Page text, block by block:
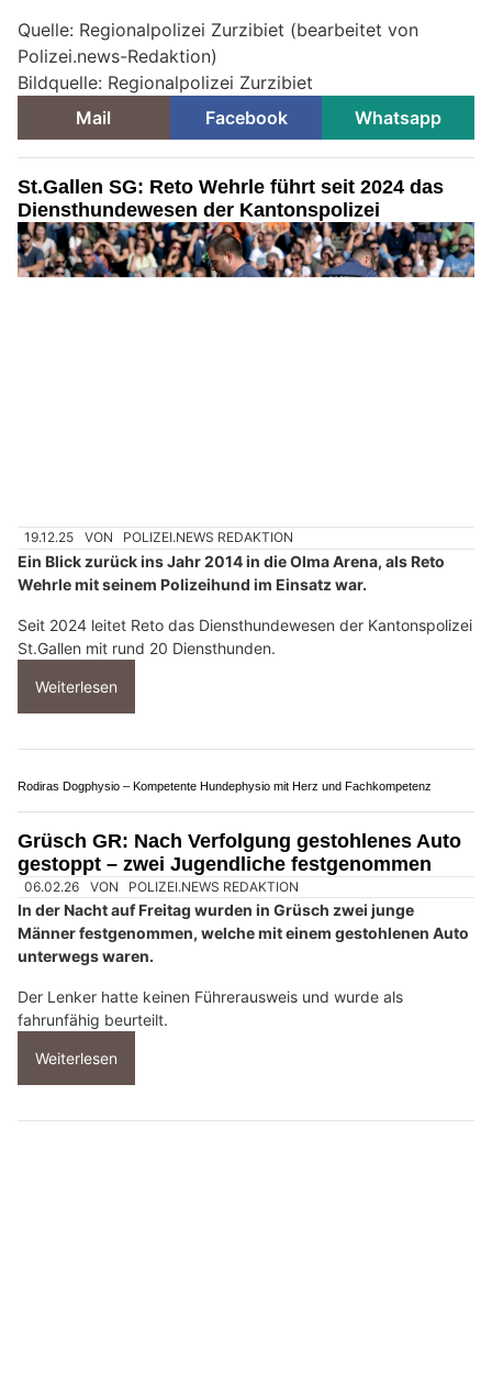
Quelle: Regionalpolizei Zurzibiet (bearbeitet von
Polizei.news-Redaktion)
Bildquelle: Regionalpolizei Zurzibiet
Mail
Facebook Whatsapp
St.Gallen SG: Reto Wehrle führt seit 2024 das
Diensthundewesen der Kantonspolizei
19.12.25 VON POLIZEI.NEWS REDAKTION
Ein Blick zurück ins Jahr 2014 in die Olma Arena, als Reto
Wehrle mit seinem Polizeihund im Einsatz war.
Seit 2024 leitet Reto das Diensthundewesen der Kantonspolizei
St.Gallen mit rund 20 Diensthunden.
Weiterlesen
Rodiras Dogphysio – Kompetente Hundephysio mit Herz und Fachkompetenz
Grüsch GR: Nach Verfolgung gestohlenes Auto
gestoppt – zwei Jugendliche festgenommen